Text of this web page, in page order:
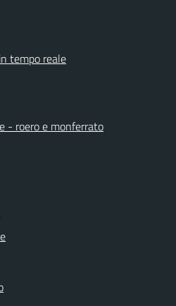
tempo reale
- roero e monferrato